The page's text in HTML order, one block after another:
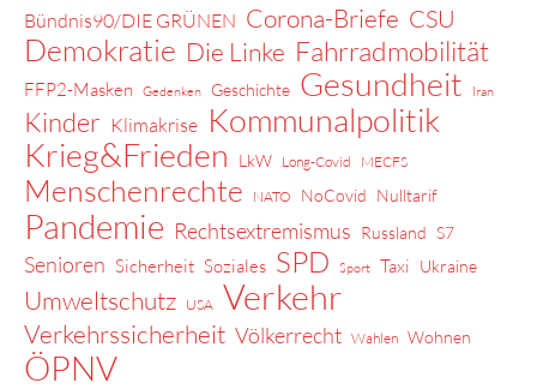
Bündnis90/DIE GRÜNEN Corona-Briefe CSU
Demokratie Die Linke Fahrradmobilität
FFP2-Masken Gedenken Geschichte Gesundheit Iran
Kinder Klimakrise Kommunalpolitik
Krieg&Frieden
LkW Long-Covid MECFS
Menschenrechte NATO NoCovid Nulltarif
Pandemie Rechtsextremismus Russland S7
Senioren Sicherheit Soziales SPD Sport Taxi Ukraine
Umweltschutz USA Verkehr
Verkehrssicherheit Völkerrecht Wahlen Wohnen
ÖPNV